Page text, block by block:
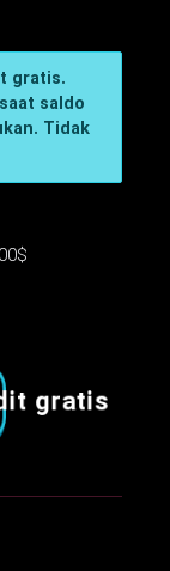
gratis.
saldo
Tidak
gratis